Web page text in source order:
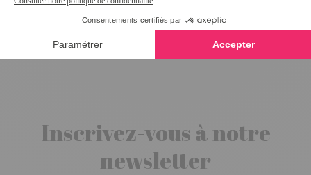
Inscrivez-vous à notre
newsletter